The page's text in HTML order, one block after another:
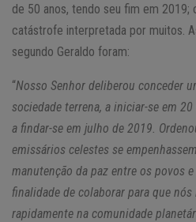
de 50 anos, tendo seu fim em 2019;
catástrofe interpretada por muitos.
segundo Geraldo foram:
“Nosso Senhor deliberou conceder
sociedade terrena, a iniciar-se em
a findar-se em julho de 2019.
emissários celestes se
manutenção da paz entre os povos
finalidade de colaborar para que
rapidamente na comunidade